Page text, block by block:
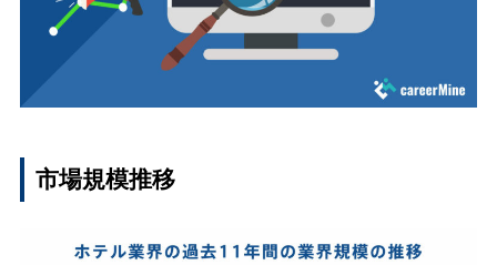
市場規模推移